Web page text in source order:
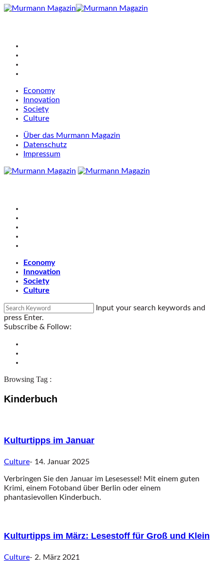
Economy
Innovation
Society
Culture
Über das Murmann Magazin
Datenschutz
Impressum
Economy
Innovation
Society
Culture
Input your search keywords and
press Enter.
Subscribe & Follow:
Browsing Tag :
Kinderbuch
Kulturtipps im Januar
Culture- 14. Januar 2025
Verbringen Sie den Januar im Lesesessel! Mit einem guten
Krimi, einem Fotoband über Berlin oder einem
phantasievollen Kinderbuch.
Kulturtipps im März: Lesestoff für Groß und Klein
Culture- 2. März 2021